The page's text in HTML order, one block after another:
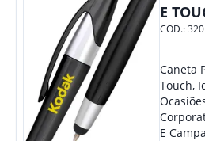
E
COD.:320
Caneta
Touch,
E